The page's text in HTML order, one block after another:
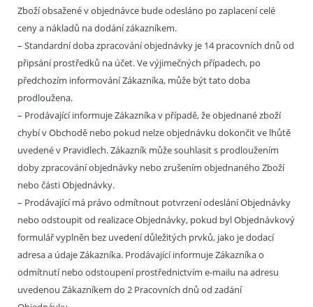
Zboží obsažené v objednávce bude odesláno po zaplacení celé
ceny a nákladů na dodání zákazníkem.
– Standardní doba zpracování objednávky je 14 pracovních dnů od
připsání prostředků na účet. Ve výjimečných případech, po
předchozím informování Zákazníka, může být tato doba
prodloužena.
– Prodávající informuje Zákazníka v případě, že objednané zboží
chybí v Obchodě nebo pokud nelze objednávku dokončit ve lhůtě
uvedené v Pravidlech. Zákazník může souhlasit s prodloužením
doby zpracování objednávky nebo zrušením objednaného Zboží
nebo části Objednávky.
– Prodávající má právo odmítnout potvrzení odeslání Objednávky
nebo odstoupit od realizace Objednávky, pokud byl Objednávkový
formulář vyplněn bez uvedení důležitých prvků, jako je dodací
adresa a údaje Zákazníka. Prodávající informuje Zákazníka o
odmítnutí nebo odstoupení prostřednictvím e-mailu na adresu
uvedenou Zákazníkem do 2 Pracovních dnů od zadání